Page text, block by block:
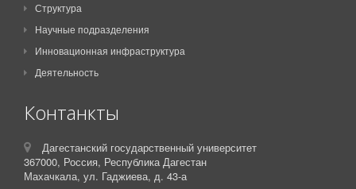
Структура
Научные подразделения
Инновационная инфраструктура
Деятельность
Контанкты
Дагестанский государственный университет
367000, Россия, Республика Дагестан
Махачкала, ул. Гаджиева, д. 43-а